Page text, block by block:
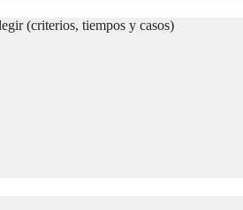
(criterios, tiempos y casos)